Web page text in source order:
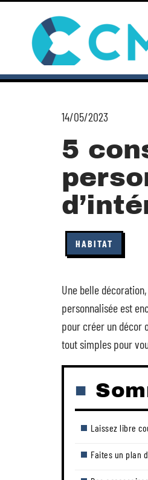
14/05/2023
5
HABITAT
Une belle
personnalisée est
pour créer un décor
tout simples pour
Laissez libre
Faites un plan